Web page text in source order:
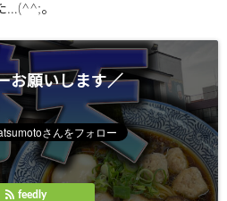
…(^^;。
お願いします／
feedly